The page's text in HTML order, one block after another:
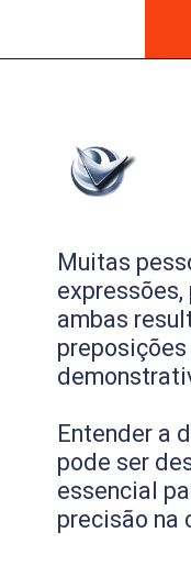
Muitas
ambas
Entender a
pode ser
essencial
precisão na